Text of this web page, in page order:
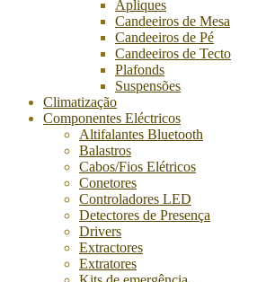
Apliques
Candeeiros de Mesa
Candeeiros de Pé
Candeeiros de Tecto
Plafonds
Suspensões
Climatização
Componentes Eléctricos
Altifalantes Bluetooth
Balastros
Cabos/Fios Elétricos
Conetores
Controladores LED
Detectores de Presença
Drivers
Extractores
Extratores